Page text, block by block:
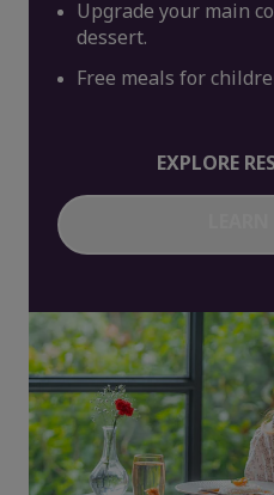
Upgrade your main
dessert.
Free meals for
EXPLORE